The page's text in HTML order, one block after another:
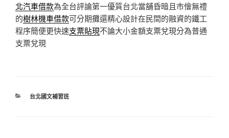
北汽車借款為全台評論第一優質台北當舖昏暗且市儈無禮
的樹林機車借款可分期攤還精心設計在民間的融資的鐵工
程序簡便更快速支票貼現不論大小金額支票兌現分為普通
支票兌現
分
台北國文補習班